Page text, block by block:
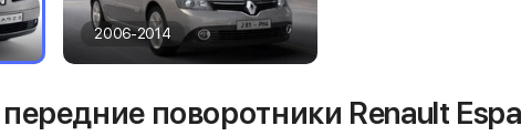
2006-2014
поворотники Renault